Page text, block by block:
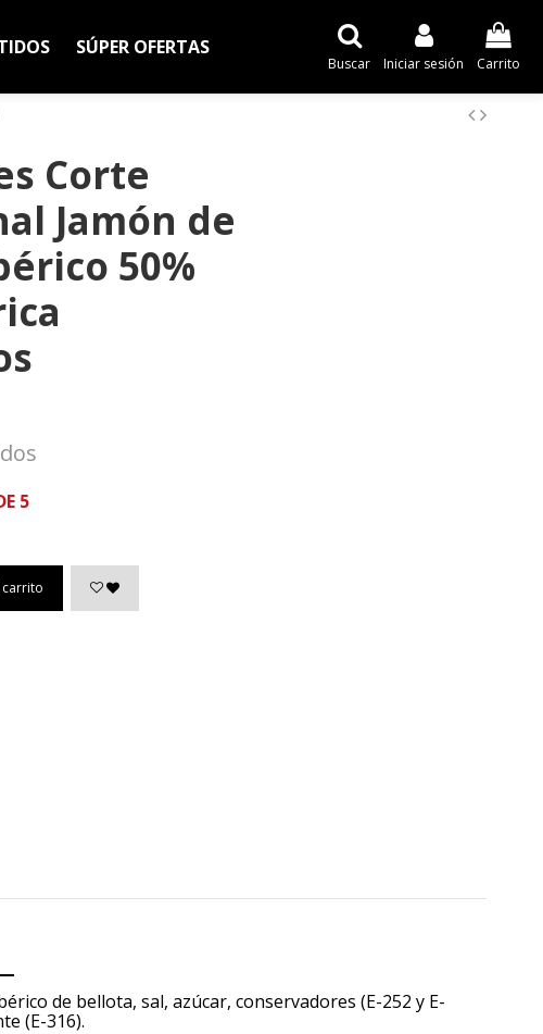
SÚPER OFERTAS
Buscar Iniciar sesión Carrito
Corte
Jamón de
50%
5
de bellota, sal, azúcar, conservadores (E-252 y E-
(E-316).